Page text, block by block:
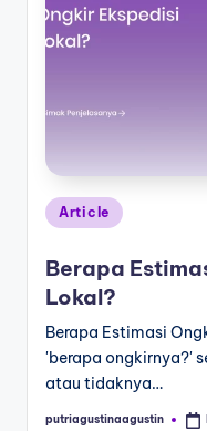
Article
Berapa
Lokal?
Berapa Estimasi
'berapa ongkirnya?'
atau tidaknya…
putriagustinaagustin